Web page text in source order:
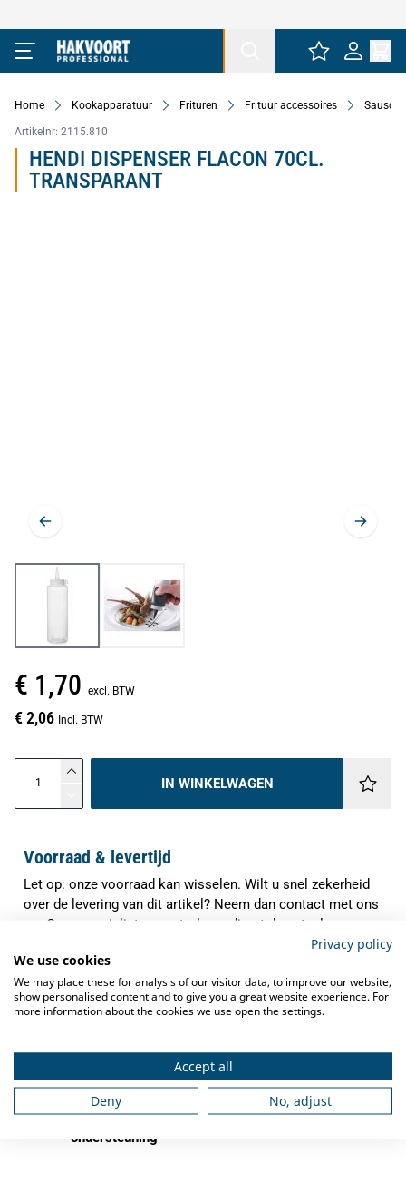
Ga naar de inhoud
Home Kookapparatuur Frituren Frituur accessoires
Artikelnr: 2115.810
HENDI DISPENSER FLACON 70CL.
TRANSPARANT
€ 1,70 excl. BTW
€ 2,06 Incl. BTW
IN WINKELWAGEN
Voorraad & levertijd
Let op: onze voorraad kan wisselen. Wilt u snel zekerheid
over de levering van dit artikel? Neem dan contact met ons
op. Onze specialisten controleren direct de actuele
voorraad en verwachte levertijd, zodat u precies weet waar
u aan toe bent.
✓ Indien op voorraad binnen1-3 werkdagen
verzonden
✓
✓ Deskundig adviesvan grootkeukenspecialisten
✓ Ook na aankoop bieden weservice en
ondersteuning
Privacy policy
We use cookies
We may place these for analysis of our visitor data, to improve our website,
show personalised content and to give you a great website experience. For
more information about the cookies we use open the settings.
Accept all
Deny
No, adjust